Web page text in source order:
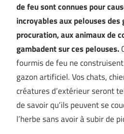
de feu sont connues pour
incroyables aux pelouses des
procuration, aux animaux de
gambadent sur ces pelouses.
fourmis de feu ne
gazon artificiel. Vos chats,
créatures d’extérieur seront
de savoir qu’ils peuvent se
l’herbe sans avoir à subir de